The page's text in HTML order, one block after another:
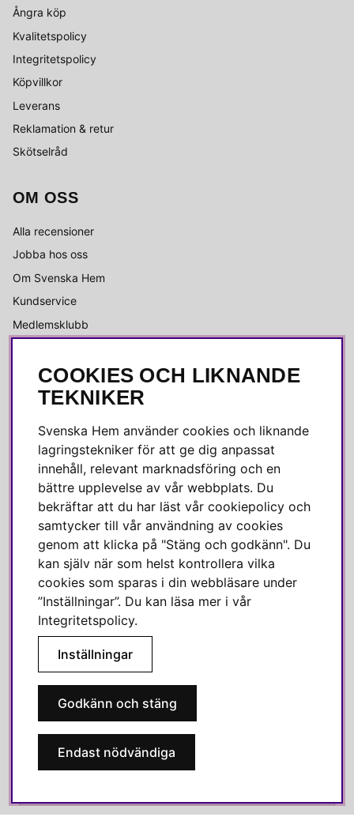
Ångra köp
Kvalitetspolicy
Integritetspolicy
Köpvillkor
Leverans
Reklamation & retur
Skötselråd
OM OSS
Alla recensioner
Jobba hos oss
Om Svenska Hem
Kundservice
Medlemsklubb
SOCIALA MEDIER
Facebook
Instagram
Linkedin
Pinterest
SVENSKA HEM
Varmt välkommen till Svenska Hem!
Vi värdesätter våra kunder högt och finns här för att hjälpa dig
om du har några frågor eller vill ha inspiration.
E-post: e-handel@svenskahem.se
Våra butiker
COOKIES OCH LIKNANDE
TEKNIKER
Svenska Hem använder cookies och liknande
lagringstekniker för att ge dig anpassat
innehåll, relevant marknadsföring och en
bättre upplevelse av vår webbplats. Du
bekräftar att du har läst vår cookiepolicy och
samtycker till vår användning av cookies
genom att klicka på "Stäng och godkänn". Du
kan själv när som helst kontrollera vilka
cookies som sparas i din webbläsare under
”Inställningar”. Du kan läsa mer i vår
Integritetspolicy.
Inställningar
Godkänn och stäng
Endast nödvändiga